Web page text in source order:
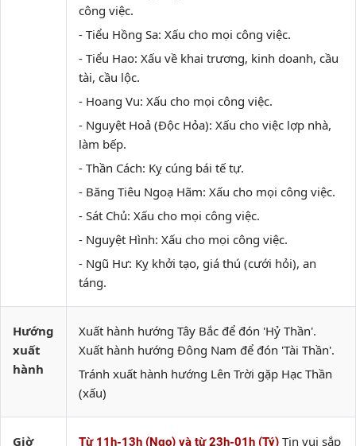
công việc.
- Tiểu Hồng Sa: Xấu cho mọi công việc.
- Tiểu Hao: Xấu về khai trương, kinh doanh, cầu
tài, cầu lộc.
- Hoang Vu: Xấu cho mọi công việc.
- Nguyệt Hoả (Độc Hỏa): Xấu cho việc lợp nhà,
làm bếp.
- Thần Cách: Kỵ cúng bái tế tự.
- Băng Tiêu Ngoạ Hãm: Xấu cho mọi công việc.
- Sát Chủ: Xấu cho mọi công việc.
- Nguyệt Hình: Xấu cho mọi công việc.
- Ngũ Hư: Kỵ khởi tạo, giá thú (cưới hỏi), an
táng.
Hướng
xuất
hành
Xuất hành hướng Tây Bắc để đón 'Hỷ Thần'.
Xuất hành hướng Đông Nam để đón 'Tài Thần'.
Tránh xuất hành hướng Lên Trời gặp Hạc Thần
(xấu)
Giờ
Từ 11h-13h (Ngọ) và từ 23h-01h (Tý) Tin vui sắp